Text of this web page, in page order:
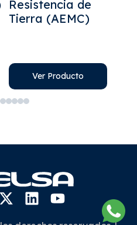
Resistencia de
Tierra (AEMC)
Ver Producto